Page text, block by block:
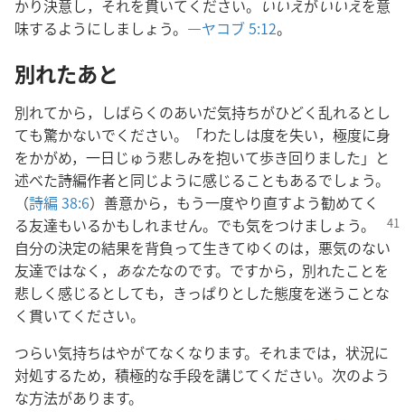
かり決意し，それを貫いてください。 いいえがいいえを意
味するようにしましょう。―ヤコブ 5:12。
別れたあと
別れてから，しばらくのあいだ気持ちがひどく乱れるとし
ても驚かないでください。「わたしは度を失い，極度に身
をかがめ，一日じゅう悲しみを抱いて歩き回りました」と
述べた詩編作者と同じように感じることもあるでしょう。
（詩編 38:6）善意から，もう一度やり直すよう勧めてく
る友達もいるかもしれません。でも気をつけましょう。
自分の決定の結果を背負って生きてゆくのは，悪気のない
友達ではなく， あなたなのです。ですから，別れたことを
悲しく感じるとしても，きっぱりとした態度を迷うことな
く貫いてください。
つらい気持ちはやがてなくなります。それまでは，状況に
対処するため，積極的な手段を講じてください。次のよう
な方法があります。